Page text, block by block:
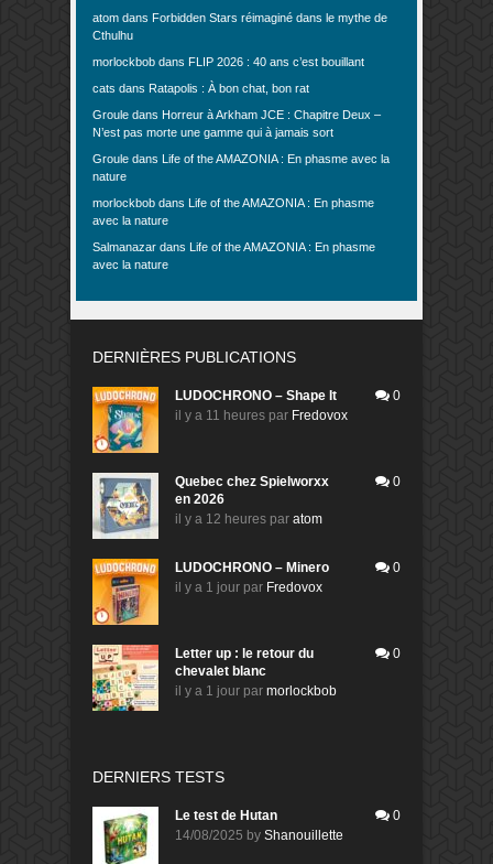
atom dans Forbidden Stars réimaginé dans le mythe de
Cthulhu
morlockbob dans FLIP 2026 : 40 ans c’est bouillant
cats dans Ratapolis : À bon chat, bon rat
Groule dans Horreur à Arkham JCE : Chapitre Deux –
N’est pas morte une gamme qui à jamais sort
Groule dans Life of the AMAZONIA : En phasme avec la
nature
morlockbob dans Life of the AMAZONIA : En phasme
avec la nature
Salmanazar dans Life of the AMAZONIA : En phasme
avec la nature
DERNIÈRES PUBLICATIONS
LUDOCHRONO – Shape It
il y a 11 heures par Fredovox
0
Quebec chez Spielworxx
en 2026
il y a 12 heures par atom
0
LUDOCHRONO – Minero
il y a 1 jour par Fredovox
0
Letter up : le retour du
chevalet blanc
il y a 1 jour par morlockbob
0
DERNIERS TESTS
Le test de Hutan
14/08/2025 by Shanouillette
0